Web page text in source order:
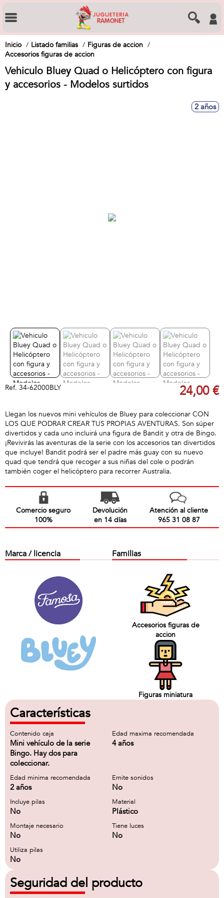
Inicio Listado familias
Figuras de accion
Accesorios figuras de accion
Vehiculo Bluey Quad o Helicóptero con figura
y accesorios - Modelos surtidos
2 años
Ref. 34-62000BLY 24,00 €
Llegan los nuevos mini vehículos de Bluey para coleccionar CON
LOS QUE PODRAR CREAR TUS PROPIAS AVENTURAS. Son súper
divertidos y cada uno incluirá una figura de Bandit y otra de Bingo.
¡Revivirás las aventuras de la serie con los accesorios tan divertidos
que incluye! Bandit podrá ser el padre más guay con su nuevo
quad que tendrá que recoger a sus niñas del cole o podrán
también coger el helicóptero para recorrer Australia.
Comercio seguro
100%
Devolución
en 14 días
Atención al cliente
965 31 08 87
Marca / licencia Familias
Accesorios figuras de
accion
Figuras miniatura
Características
Contenido caja
Mini vehículo de la serie
Bingo. Hay dos para
coleccionar.
Edad maxima recomendada
4 años
Edad minima recomendada
2 años
Emite sonidos
No
Incluye pilas
No
Material
Plástico
Montaje necesario
No
Tiene luces
No
Utiliza pilas
No
Seguridad del producto